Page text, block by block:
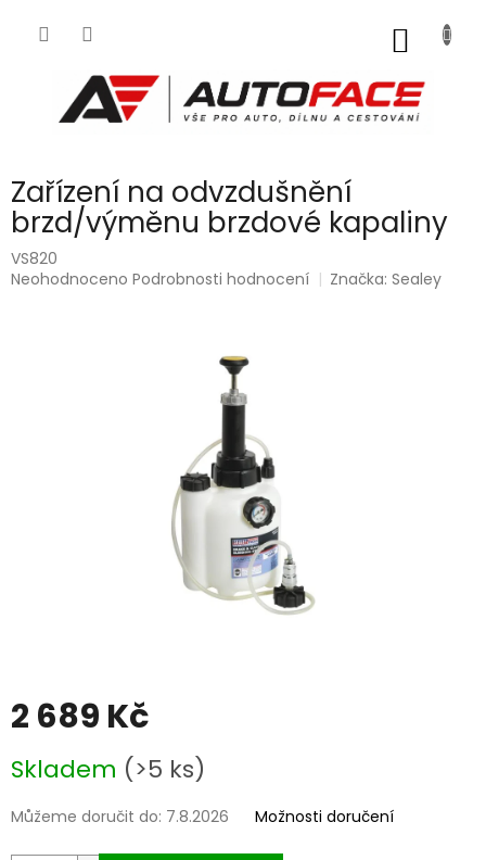
Zařízení na odvzdušnění
brzd/výměnu brzdové kapaliny
VS820
Průměrné
Neohodnoceno Podrobnosti hodnocení Značka:Sealey
2 689 Kč
cena:
Skladem (>5 ks)
Můžeme doručit do: 7.8.2026 Možnosti doručení